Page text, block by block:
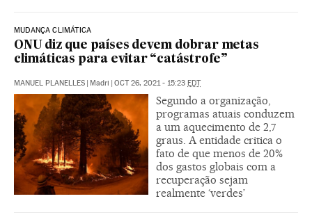
MUDANÇA CLIMÁTICA
ONU diz que países devem dobrar metas
climáticas para evitar “catástrofe”
MANUEL PLANELLES | Madri | OCT 26, 2021 - 15:23 EDT
Segundo a organização,
programas atuais conduzem
a um aquecimento de 2,7
graus. A entidade critica o
fato de que menos de 20%
dos gastos globais com a
recuperação sejam
realmente ‘verdes’